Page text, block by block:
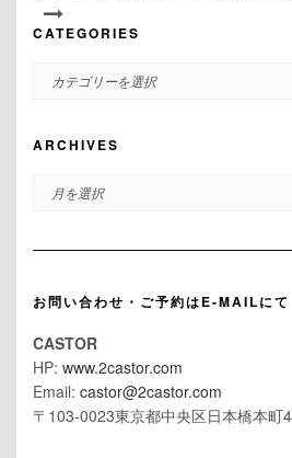
CATEGORIES
CATEGORIES
ARCHIVES
ARCHIVES
お問い合わせ・ご予約はE-MAILにて
CASTOR
HP: www.2castor.com
Email: castor@2castor.com
〒103-0023東京都中央区日本橋本町